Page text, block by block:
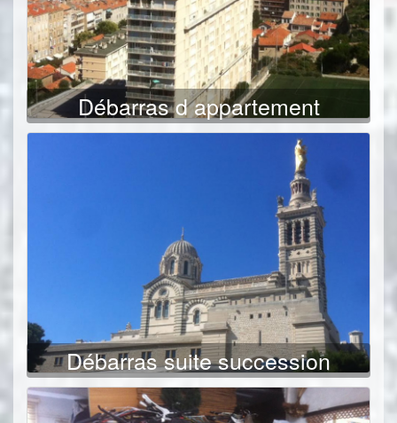
Débarras d appartement
Débarras suite succession